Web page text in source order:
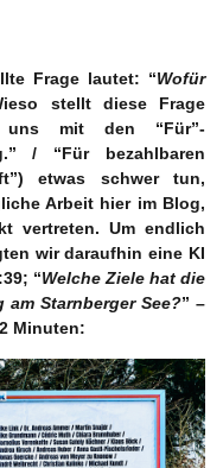
Frage lautet: “Wofür
stellt diese Frage
mit den “Für”-
/ “Für bezahlbaren
etwas schwer tun,
Arbeit hier im Blog,
vertreten. Um endlich
wir daraufhin eine KI
“Welche Ziele hat die
am Starnberger See?” –
Minuten: